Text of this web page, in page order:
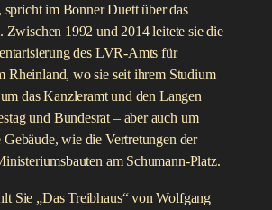
im Bonner Duett über das
Zwischen 1992 und 2014 leitete sie die
des LVR-Amts für
Rheinland, wo sie seit ihrem Studium
das Kanzleramt und den Langen
und Bundesrat – aber auch um
wie die Vertretungen der
am Schumann-Platz.
Sie „Das Treibhaus“ von Wolfgang